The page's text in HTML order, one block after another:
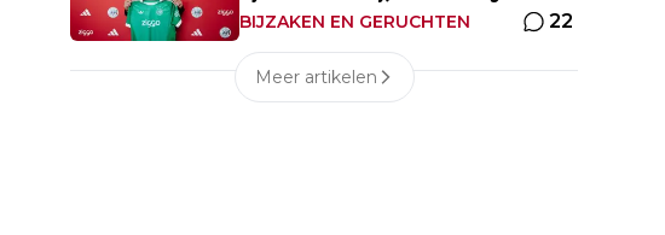
van de club'
BIJZAKEN EN GERUCHTEN 22
Meer artikelen